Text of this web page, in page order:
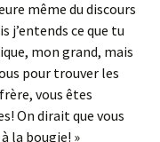
même du discours
j’entends ce que tu
mon grand, mais
pour trouver les
vous êtes
On dirait que vous
la bougie! »